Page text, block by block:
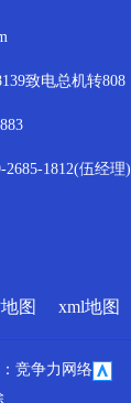
致电总机转808
1812(伍经理)
图 xml地图
竞争力网络